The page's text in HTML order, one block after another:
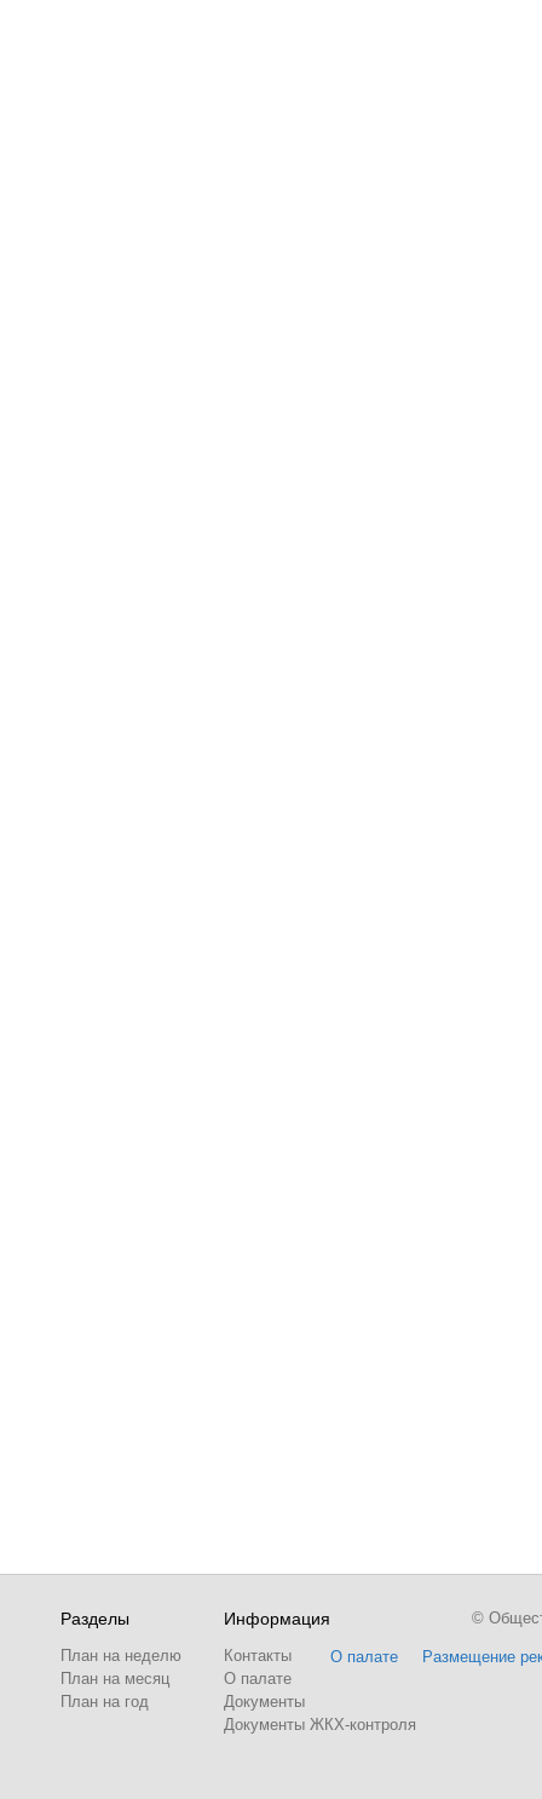
Разделы
План на неделю
План на месяц
План на год
Информация
Контакты
О палате
Документы
Документы ЖКХ-контроля
О палате Размещение
©